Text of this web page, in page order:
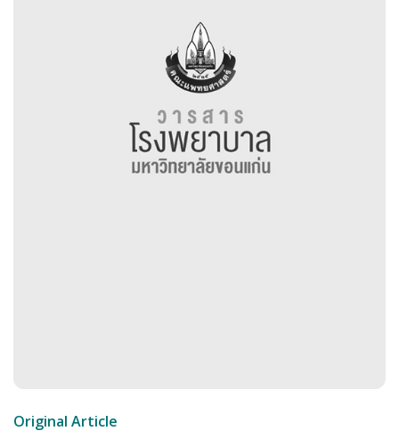
Original Article